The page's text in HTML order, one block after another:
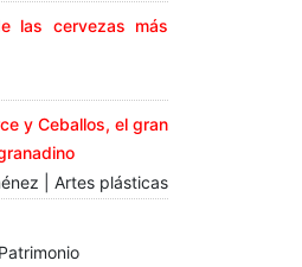
las cervezas más
y Ceballos, el gran
| Artes plásticas